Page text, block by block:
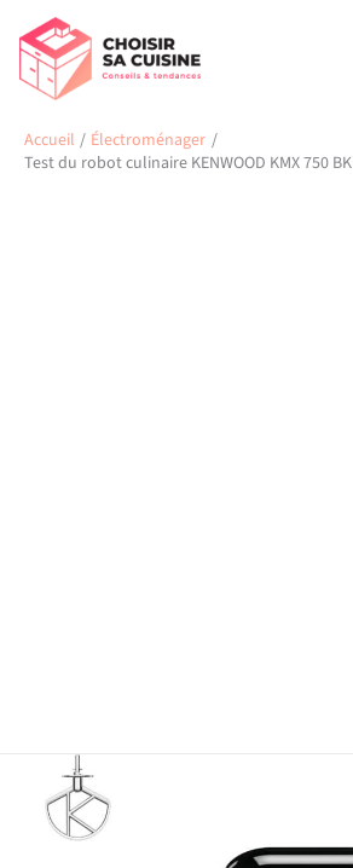
contenu
Accueil
Électroménager
Test du robot culinaire KENWOOD KMX 750 BK
Rechercher